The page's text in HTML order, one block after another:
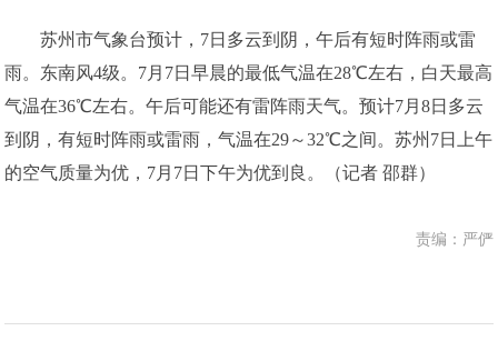
苏州市气象台预计，7日多云到阴，午后有短时阵雨或雷
雨。东南风4级。7月7日早晨的最低气温在28℃左右，白天最高
气温在36℃左右。午后可能还有雷阵雨天气。预计7月8日多云
到阴，有短时阵雨或雷雨，气温在29～32℃之间。苏州7日上午
的空气质量为优，7月7日下午为优到良。（记者 邵群）
责编：严俨